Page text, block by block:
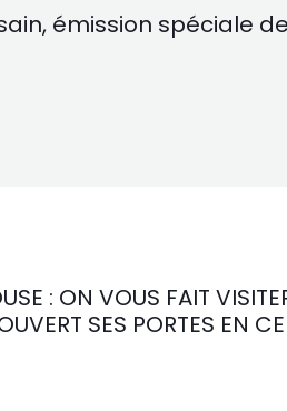
émission spéciale
: ON VOUS FAIT
SES PORTES EN